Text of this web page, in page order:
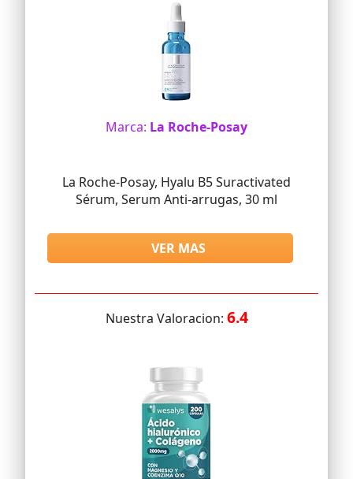
Marca: La Roche-Posay
La Roche-Posay, Hyalu B5 Suractivated
Sérum, Serum Anti-arrugas, 30 ml
VER MAS
Nuestra Valoracion: 6.4